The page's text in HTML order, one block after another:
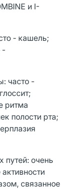
и I-
- кашель;
-
часто -
ритма
полости рта;
путей: очень
связанное